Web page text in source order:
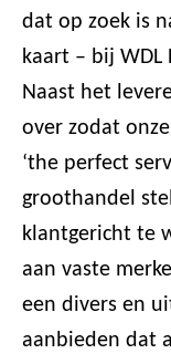
dat op zoek is
kaart – bij WDL
Naast het
over zodat
‘the perfect
groothandel
klantgericht te
aan vaste
een divers en
aanbieden dat